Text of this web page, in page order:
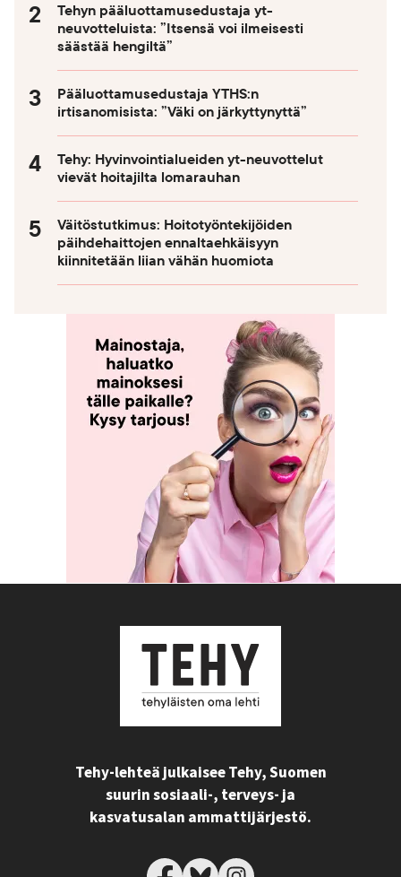
Tehyn pääluottamusedustaja yt-
neuvotteluista: ”Itsensä voi ilmeisesti
säästää hengiltä”
Pääluottamusedustaja YTHS:n
irtisanomisista: ”Väki on järkyttynyttä”
Tehy: Hyvinvointialueiden yt-neuvottelut
vievät hoitajilta lomarauhan
Väitöstutkimus: Hoitotyöntekijöiden
päihdehaittojen ennaltaehkäisyyn
kiinnitetään liian vähän huomiota
Tehy-lehteä julkaisee Tehy, Suomen
suurin sosiaali-, terveys- ja
kasvatusalan ammattijärjestö.